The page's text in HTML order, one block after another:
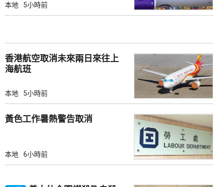
本地 5小時前
香港航空取消未來兩日來往上
海航班
本地 5小時前
黃色工作暑熱警告取消
本地 6小時前